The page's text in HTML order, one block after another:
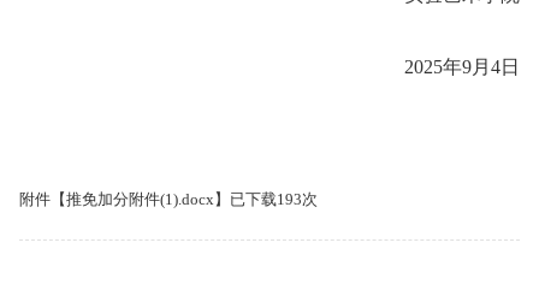
2025年9月 4日
附件【推免加分附件(1).docx】已下载193次